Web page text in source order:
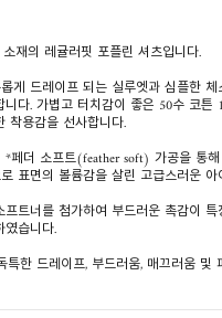
재의 레귤러핏 포플린 셔츠입니다.
게 드레이프 되는 실루엣과 심플한
다. 가볍고 터치감이 좋은 50수 코튼
착용감을 선사합니다.
*페더 소프트(feather soft) 가공을 통
표면의 볼륨감을 살린 고급스러운 아
트너를 첨가하여 부드러운 촉감이
습니다.
특한 드레이프, 부드러움, 매끄러움 및